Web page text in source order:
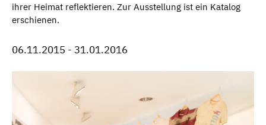
ihrer Heimat reflektieren. Zur Ausstellung ist ein Katalog
erschienen.
06.11.2015 - 31.01.2016